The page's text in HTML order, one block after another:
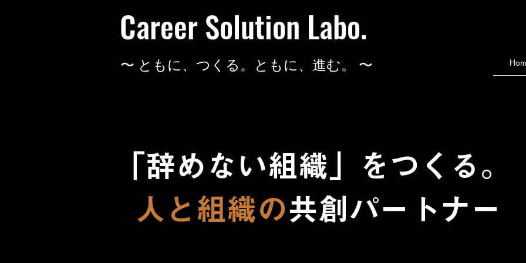
Career Solution Labo.
​〜 ともに、つくる。ともに、進む。 〜
「辞めない組織」
をつくる。
人と組織の共創パートナー